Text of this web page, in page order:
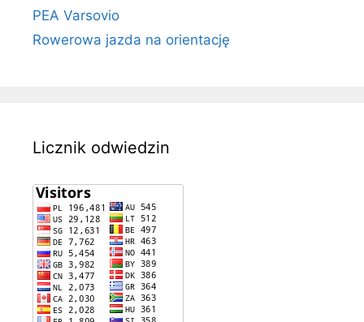
PEA Varsovio
Rowerowa jazda na orientację
Licznik odwiedzin